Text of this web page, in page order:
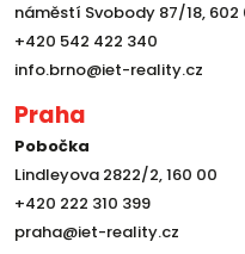
náměstí Svobody 87/18, 602
+420 542 422 340
info.brno@iet-reality.cz
Praha
Pobočka
Lindleyova 2822/2, 160 00
+420 222 310 399
praha@iet-reality.cz